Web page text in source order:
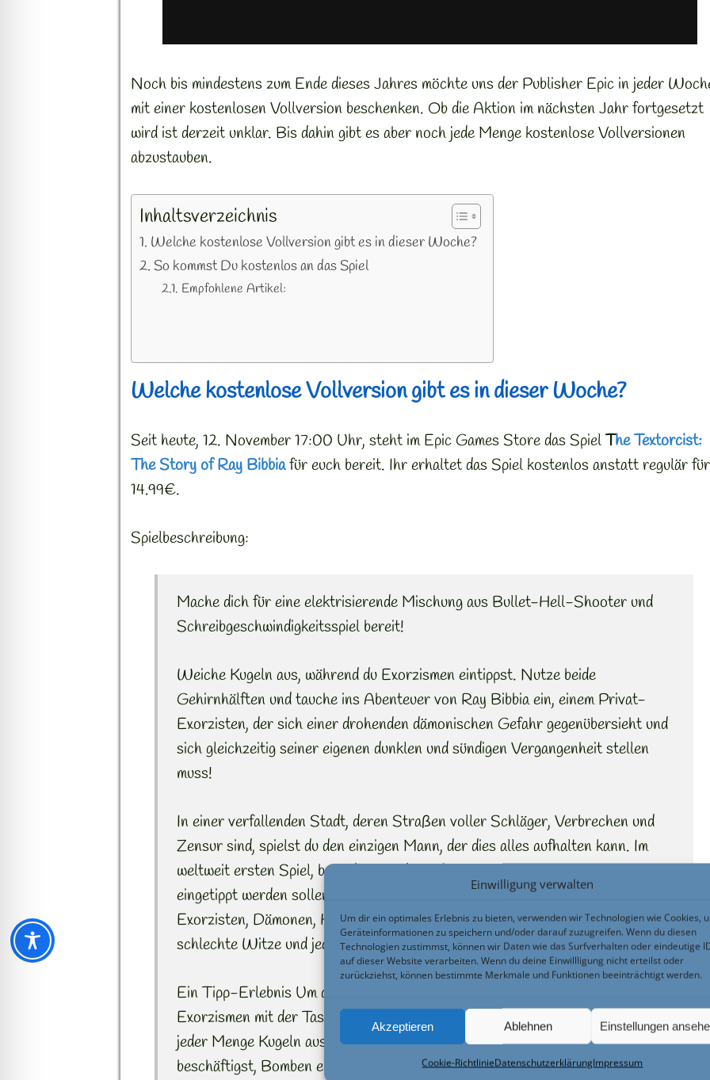
Einwilligung verwalten
Um dir ein optimales Erlebnis zu bieten, verwenden wir Technologien wie Cookies,
Geräteinformationen zu speichern und/oder darauf zuzugreifen. Wenn du diesen
Technologien zustimmst, können wir Daten wie das Surfverhalten oder eindeutige
auf dieser Website verarbeiten. Wenn du deine Einwillligung nicht erteilst oder
zurückziehst, können bestimmte Merkmale und Funktionen beeinträchtigt werden.
Akzeptieren Ablehnen Einstellungen
Cookie-RichtlinieDatenschutzerklärungImpressum
Noch bis mindestens zum Ende dieses Jahres möchte uns der Publisher Epic in jeder
mit einer kostenlosen Vollversion beschenken. Ob die Aktion im nächsten Jahr fortgesetzt
wird ist derzeit unklar. Bis dahin gibt es aber noch jede Menge kostenlose Vollversionen
abzustauben.
Inhaltsverzeichnis
Welche kostenlose Vollversion gibt es in dieser Woche?
So kommst Du kostenlos an das Spiel
Empfohlene Artikel:
Welche kostenlose Vollversion gibt es in dieser Woche?
Seit heute, 12. November 17:00 Uhr, steht im Epic Games Store das SpielThe Textorcist:
The Story of Ray Bibbiafür euch bereit. Ihr erhaltet das Spiel kostenlos anstatt regulär für
14.99€.
Spielbeschreibung:
Mache dich für eine elektrisierende Mischung aus Bullet-Hell-Shooter und
Schreibgeschwindigkeitsspiel bereit!
Weiche Kugeln aus, während du Exorzismen eintippst. Nutze beide
Gehirnhälften und tauche ins Abenteuer von Ray Bibbia ein, einem Privat-
Exorzisten, der sich einer drohenden dämonischen Gefahr gegenübersieht und
sich gleichzeitig seiner eigenen dunklen und sündigen Vergangenheit stellen
muss!
In einer verfallenden Stadt, deren Straßen voller Schläger, Verbrechen und
Zensur sind, spielst du den einzigen Mann, der dies alles aufhalten kann. Im
weltweit ersten Spiel, beim dem handschriftliche Exorzismen schnell
eingetippt werden sollen, erwarten dich bahnbrechendes Gameplay,
Exorzisten, Dämonen, Heavy-Metal-Sänger, Zuhälter, der Papst, Drama,
schlechte Witze und jede Menge Hardcore-Boss-Kämpfe voller Action.
Ein Tipp-Erlebnis Um die Kräfte des Bösen zu besiegen, musst du lernen,
Exorzismen mit der Tastatur oder dem Joypad abzutippen, WÄHREND du
jeder Menge Kugeln ausweichst, dich mit Lachen aus Erbrochenem
beschäftigst, Bomben entschärfst, bei einer Heavy-Metal-Show singst und